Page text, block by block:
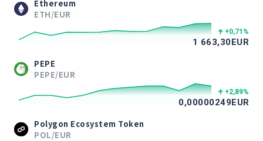
Ethereum
ETH/EUR
+0,71 %
1 663,30EUR
PEPE
PEPE/EUR
+2,89%
0,00000249EUR
Polygon Ecosystem Token
POL/EUR